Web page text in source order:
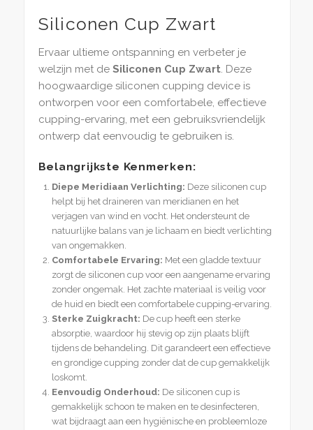
Siliconen Cup Zwart
Ervaar ultieme ontspanning en verbeter je
welzijn met de Siliconen Cup Zwart. Deze
hoogwaardige siliconen cupping device is
ontworpen voor een comfortabele, effectieve
cupping-ervaring, met een gebruiksvriendelijk
ontwerp dat eenvoudig te gebruiken is.
Belangrijkste Kenmerken:
Diepe Meridiaan Verlichting: Deze siliconen cup
helpt bij het draineren van meridianen en het
verjagen van wind en vocht. Het ondersteunt de
natuurlijke balans van je lichaam en biedt verlichting
van ongemakken.
Comfortabele Ervaring: Met een gladde textuur
zorgt de siliconen cup voor een aangename ervaring
zonder ongemak. Het zachte materiaal is veilig voor
de huid en biedt een comfortabele cupping-ervaring.
Sterke Zuigkracht: De cup heeft een sterke
absorptie, waardoor hij stevig op zijn plaats blijft
tijdens de behandeling. Dit garandeert een effectieve
en grondige cupping zonder dat de cup gemakkelijk
loskomt.
Eenvoudig Onderhoud: De siliconen cup is
gemakkelijk schoon te maken en te desinfecteren,
wat bijdraagt aan een hygiënische en probleemloze